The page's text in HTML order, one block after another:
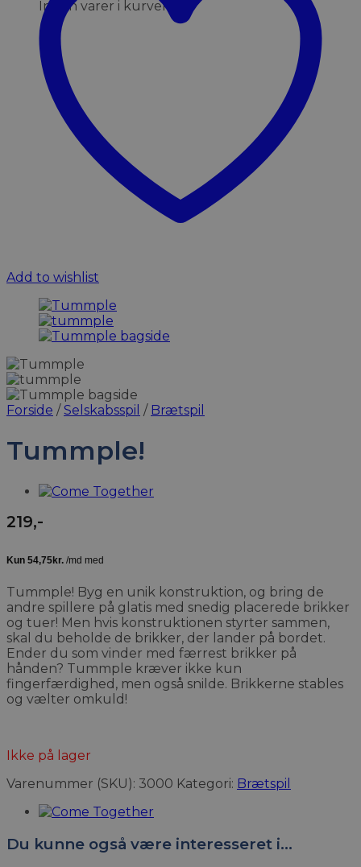
Ingen varer i kurven.
Add to wishlist
Forside / Selskabsspil / Brætspil
Tummple!
219,-
Tummple! Byg en unik konstruktion, og bring de
andre spillere på glatis med snedig placerede brikker
og tuer! Men hvis konstruktionen styrter sammen,
skal du beholde de brikker, der lander på bordet.
Ender du som vinder med færrest brikker på
hånden? Tummple kræver ikke kun
fingerfærdighed, men også snilde. Brikkerne stables
og vælter omkuld!
Ikke på lager
Varenummer (SKU): 3000 Kategori: Brætspil
Du kunne også være interesseret i…